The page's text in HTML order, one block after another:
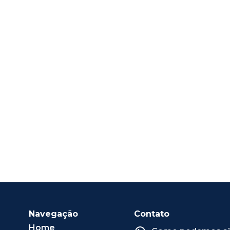
Navegação
Home
Contato